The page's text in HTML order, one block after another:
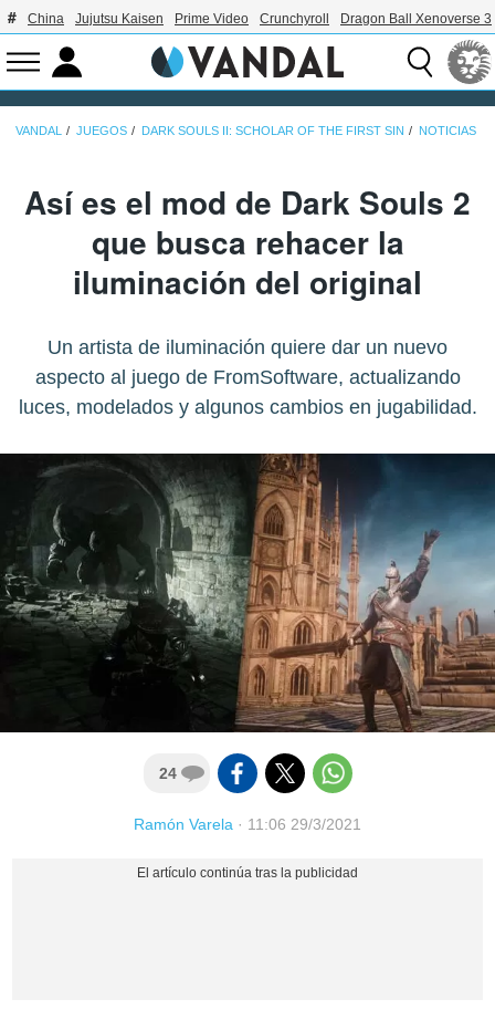
China Jujutsu Kaisen Prime Video Crunchyroll Dragon Ball Xenoverse 3
VANDAL JUEGOS DARK SOULS II: SCHOLAR OF THE FIRST SIN NOTICIAS
Así es el mod de Dark Souls 2
que busca rehacer la
iluminación del original
Un artista de iluminación quiere dar un nuevo
aspecto al juego de FromSoftware, actualizando
luces, modelados y algunos cambios en jugabilidad.
24
Ramón Varela · 11:06 29/3/2021